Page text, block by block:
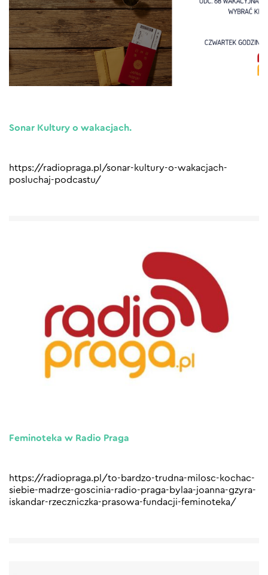
Sonar Kultury o wakacjach.
https://radiopraga.pl/sonar-kultury-o-wakacjach-
posluchaj-podcastu/
Feminoteka w Radio Praga
https://radiopraga.pl/to-bardzo-trudna-milosc-kochac-
siebie-madrze-goscinia-radio-praga-bylaa-joanna-gzyra-
iskandar-rzeczniczka-prasowa-fundacji-feminoteka/